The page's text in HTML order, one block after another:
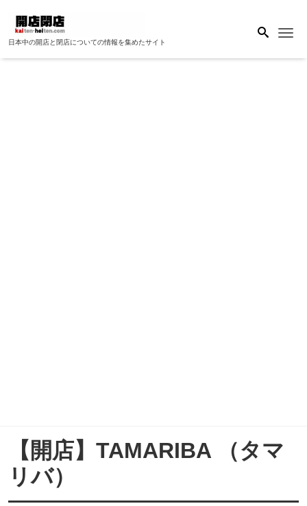
日本中の開店と閉店についての情報を集めたサイト
【開店】TAMARIBA （タマ
リバ）